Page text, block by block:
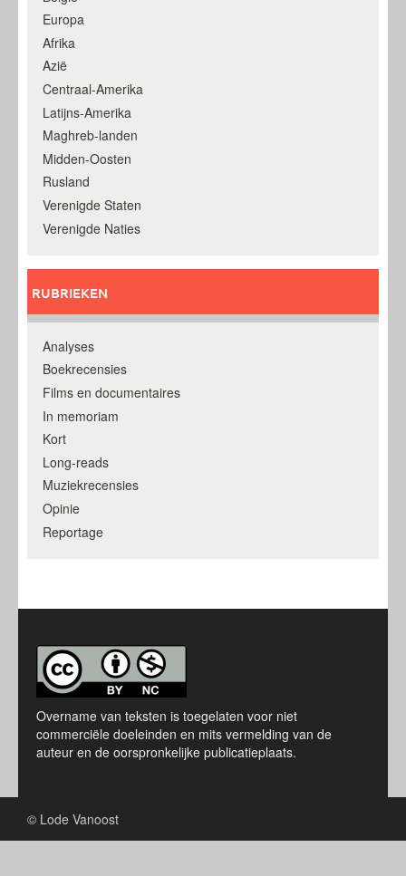
Europa
Afrika
Azië
Centraal-Amerika
Latijns-Amerika
Maghreb-landen
Midden-Oosten
Rusland
Verenigde Staten
Verenigde Naties
RUBRIEKEN
Analyses
Boekrecensies
Films en documentaires
In memoriam
Kort
Long-reads
Muziekrecensies
Opinie
Reportage
Overname van teksten is toegelaten voor niet
commerciële doeleinden en mits vermelding van de
auteur en de oorspronkelijke publicatieplaats.
© Lode Vanoost